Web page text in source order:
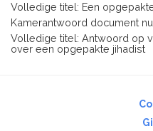
Volledige titel: Een
Kamerantwoord document
Volledige titel: Antwoord op
over een opgepakte jihadist